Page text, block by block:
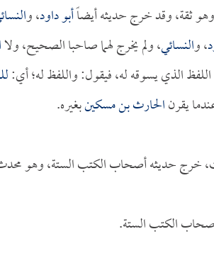
ثقة، وقد خرج حديثه أيضاًأبو داود، و
، والنسائي، ولم يخرج لهما صاحبا الصحيح، ولا
اللفظ الذي يسوقه له، فيقول: واللفظ له؛ أي:
يقرنالحارث بن مسكينبغيره.
خرج حديثه أصحاب الكتب الستة، وهو
الكتب الستة.